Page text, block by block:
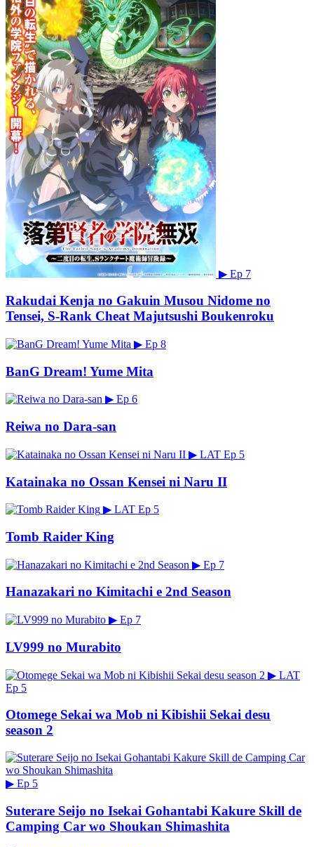
▶ Ep 7
Rakudai Kenja no Gakuin Musou Nidome no
Tensei, S-Rank Cheat Majutsushi Boukenroku
▶ Ep 8
BanG Dream! Yume Mita
▶ Ep 6
Reiwa no Dara-san
▶ LAT Ep 5
Katainaka no Ossan Kensei ni Naru II
▶ LAT Ep 5
Tomb Raider King
▶ Ep 7
Hanazakari no Kimitachi e 2nd Season
▶ Ep 7
LV999 no Murabito
▶ LAT
Ep 5
Otomege Sekai wa Mob ni Kibishii Sekai desu
season 2
▶ Ep 5
Suterare Seijo no Isekai Gohantabi Kakure Skill de
Camping Car wo Shoukan Shimashita